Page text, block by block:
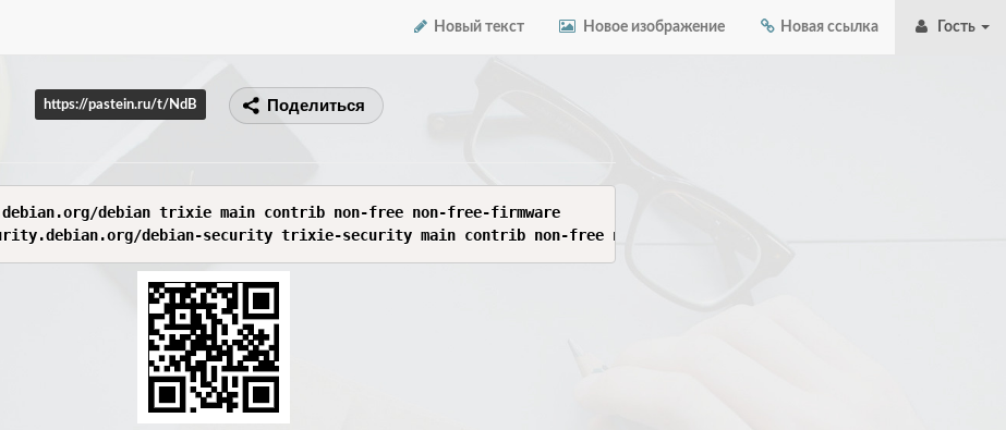
Новый текст Новое изображение Новая ссылка Гость
https://pastein.ru/t/NdB Поделиться
debian trixie main contrib non-free non-free-firmware
debian-security trixie-security main contrib non-free non-free-firmware